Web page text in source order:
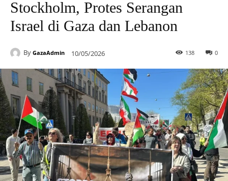
Stockholm, Protes Serangan
Israel di Gaza dan Lebanon
By GazaAdmin 10/05/2026 0
138